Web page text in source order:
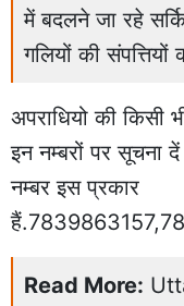
में बदलने जा रहे
गलियों की
अपराधियो की किसी
इन नम्बरों पर सूचना
नम्बर इस प्रकार
Read More: